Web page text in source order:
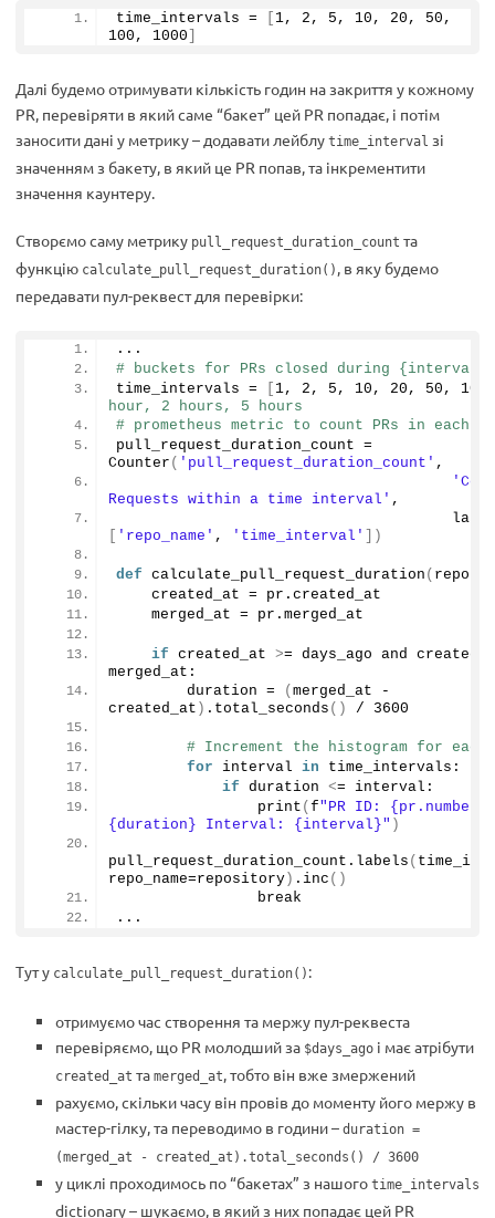
time_intervals = 1, 2 , 5 , 10 , 20 , 50
100 , 1000
Далі будемо отримувати кількість годин на закриття у кожному
PR, перевіряти в який саме “бакет” цей PR попадає, і потім
заносити дані у метрику – додавати лейблу time_interval зі
значенням з бакету, в який це PR попав, та інкрементити
значення каунтеру.
Створємо саму метрику pull_request_duration_count та
функцію calculate_pull_request_duration() , в яку будемо
передавати пул-реквест для перевірки:
...
# buckets for PRs closed during {interval}
time_intervals =
1, 2 , 5 , 10 , 20 , 50 , 100
hour, 2 hours, 5 hours
# prometheus metric to count PRs in each
Counter ( 'pull_request_duration_count' ,
Requests within a time interval' ,
'repo_name' , 'time_interval' ])
def calculate_pull_request_duration (
    created_at = pr.
created_at
    merged_at = pr.
merged_at
if created_at >= days_ago and
merged_at:
        duration =
( merged_at -
created_at ) . total_seconds () / 3600
# Increment the histogram for
for interval in time_intervals:
if duration <= interval:
print ( f"PR ID:
{duration} Interval: {interval}" )
pull_request_duration_count. labels (
repo_name=repository ) . inc ()
                break
...
Тут у calculate_pull_request_duration() :
отримуємо час створення та мержу пул-реквеста
перевіряємо, що PR молодший за $days_ago і має атрібути
created_at та merged_at, тобто він вже змержений
рахуємо, скільки часу він провів до моменту його мержу в
мастер-гілку, та переводимо в години – duration =
(merged_at - created_at).total_seconds() / 3600
у циклі проходимось по “бакетах” з нашого time_intervals
dictionary – шукаємо, в який з них попадає цей PR